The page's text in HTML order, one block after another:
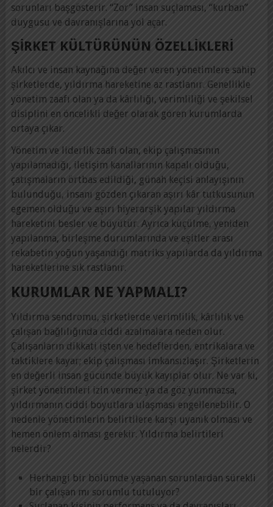
sorunları başgösterir. “Zor” insan suçlaması, “kurban”
duygusu ve davranışlarına yol açar.
ŞIRKET KÜLTÜRÜNÜN ÖZELLIKLERI
Akılcı ve insan kaynağına değer veren yönetimlere sahip
şirketlerde, yıldırma hareketine az rastlanır. Genellikle
yönetim zaafı olan ya da kârlılığı, verimliliği ve şekilsel
disiplini en öncelikli değer olarak gören kurumlarda
ortaya çıkar.
Yönetim ve liderlik zaafı olan, ekip çalışmasının
yapılamadığı, iletişim kanallarının kapalı olduğu,
çatışmaların örtbas edildiği, günah keçisi anlayışının
bulunduğu, insanı gözden çıkaran aşırı kâr tutkusunun
egemen olduğu ve aşırı hiyerarşik yapılar yıldırma
hareketini besler ve büyütür. Ayrıca küçülme, yeniden
yapılanma, birleşme durumlarında ve eşitler arası
rekabetin yoğun yaşandığı matriks yapılarda da yıldırma
hareketlerine sık rastlanır.
KURUMLAR NE YAPMALI?
Yıldırma sendromu, şirketlerde verimlilik, kârlılık ve
çalışan bağlılığında ciddi azalmalara neden olur.
Çalışanların dikkati işten ve hedeflerden, entrikalara ve
taktiklere kayar; ekip çalışması imkansızlaşır. Şirketlerin
en değerli insan gücünde büyük kayıplar olur. Ne var ki,
şirket yönetimleri izin vermez ya da göz yummazsa,
yıldırmanın ciddi boyutlara ulaşması engellenebilir. O
nedenle yönetimlerin belirtilere karşı uyanık olması ve
hemen önlem alması gerekir. Yıldırma belirtileri
nelerdir?
Herhangi bir bölümde yaşanan sorunlardan sürekli
bir çalışan mı sorumlu tutuluyor?